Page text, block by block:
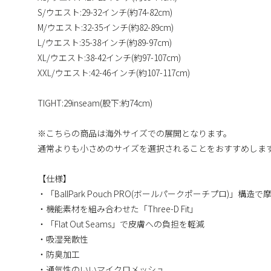
S/ウエスト:29-32インチ(約74-82cm)
M/ウエスト:32-35インチ(約82-89cm)
L/ウエスト:35-38インチ(約89-97cm)
XL/ウエスト:38-42インチ(約97-107cm)
XXL/ウエスト:42-46インチ(約107-117cm)
TIGHT:29inseam(股下:約74cm)
※こちらの商品は海外サイズでの展開となります。
通常よりも小さめのサイズを選択されることをおすすめします
【仕様】
・「BallPark Pouch PRO(ボールパークポーチプロ)」構造で
・機能素材を組み合わせた「Three-D Fit」
・「Flat Out Seams」で皮膚への負担を軽減
・吸湿発散性
・防臭加工